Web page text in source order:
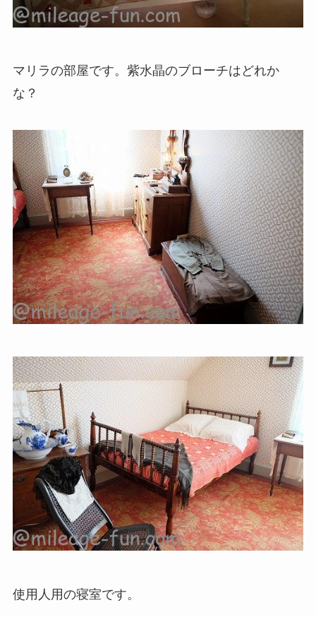
マリラの部屋です。紫水晶のブローチはどれか
な？
使用人用の寝室です。